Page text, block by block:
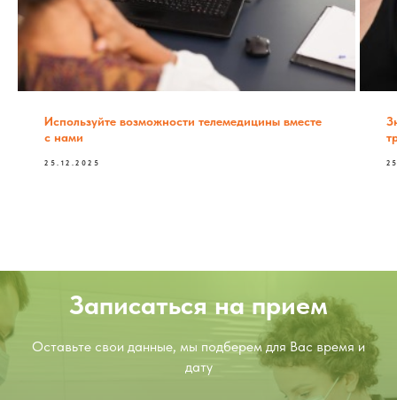
Используйте возможности телемедицины вместе
с нами
25.12.2025
Записаться на прием
Оставьте свои данные, мы подберем для Вас время и
дату